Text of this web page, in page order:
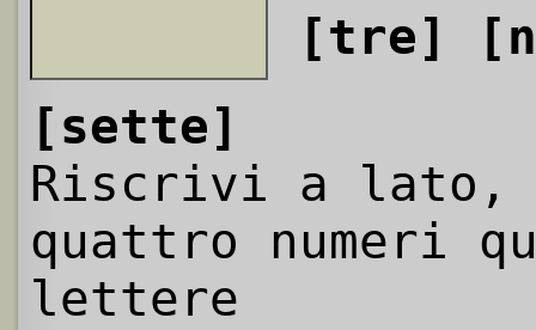
[tre]
[sette]
Riscrivi a
quattro numeri
lettere